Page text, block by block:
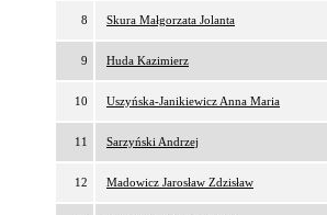
8 Skura Małgorzata Jolanta
9 Huda Kazimierz
10 Uszyńska-Janikiewicz Anna Maria
11 Sarzyński Andrzej
12 Madowicz Jarosław Zdzisław